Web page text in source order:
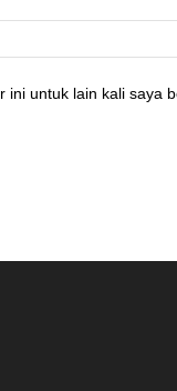
untuk lain kali saya